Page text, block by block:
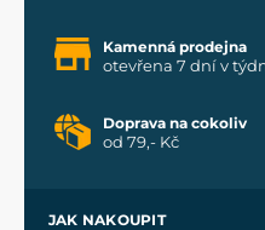
Kamenná prodejna
otevřena 7 dní v
Doprava na cokoliv
od 79,- Kč
JAK NAKOUPIT